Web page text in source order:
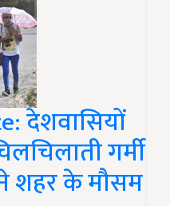
देशवासियों
गर्मी
शहर के मौसम